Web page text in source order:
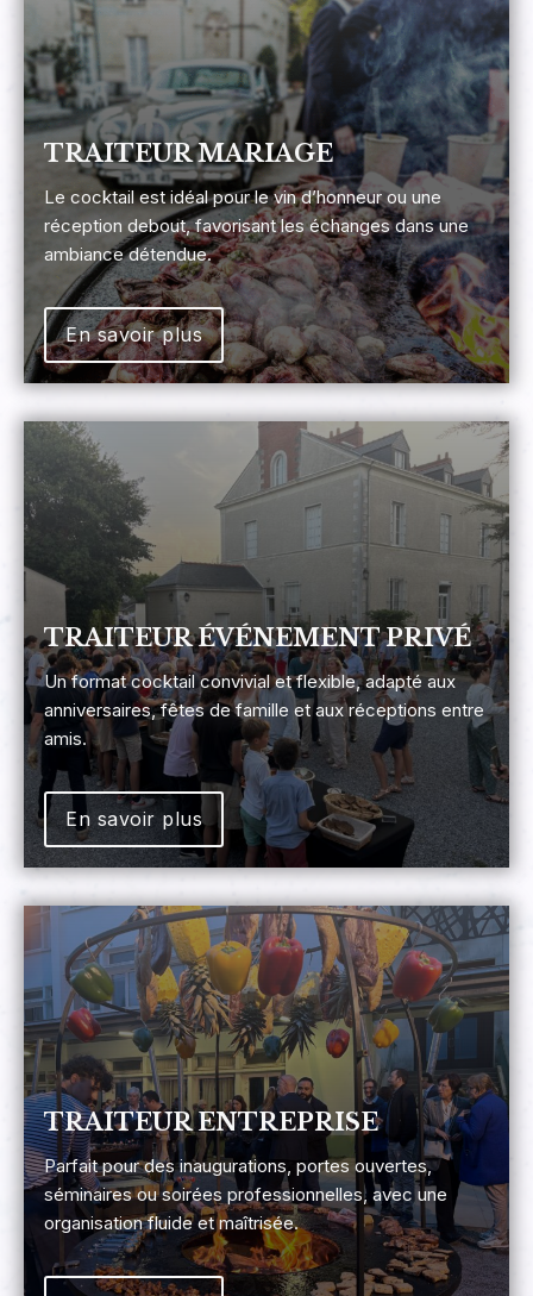
TRAITEUR MARIAGE
Le cocktail est idéal pour le vin d’honneur ou une
réception debout, favorisant les échanges dans une
ambiance détendue.
En savoir plus
TRAITEUR ÉVÉNEMENT PRIVÉ
Un format cocktail convivial et flexible, adapté aux
anniversaires, fêtes de famille et aux réceptions entre
amis.
En savoir plus
TRAITEUR ENTREPRISE
Parfait pour des inaugurations, portes ouvertes,
séminaires ou soirées professionnelles, avec une
organisation fluide et maîtrisée.